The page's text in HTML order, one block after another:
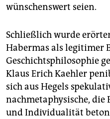
wünschenswert seien.
Schließlich wurde
Habermas als legitimer
Geschichtsphilosophie
Klaus Erich Kaehler
sich aus Hegels
nachmetaphysische,
und Individualität